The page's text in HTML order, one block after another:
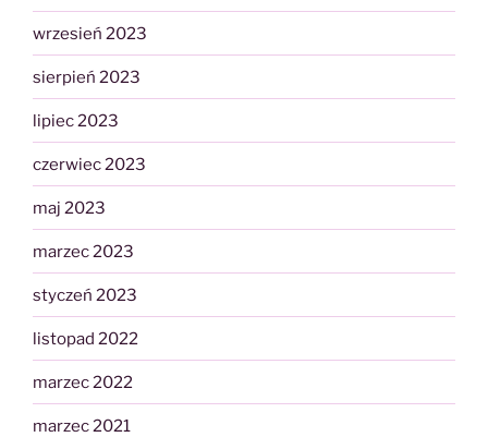
wrzesień 2023
sierpień 2023
lipiec 2023
czerwiec 2023
maj 2023
marzec 2023
styczeń 2023
listopad 2022
marzec 2022
marzec 2021